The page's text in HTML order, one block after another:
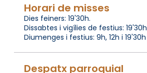
Horari de misses
Dies feiners: 19'30h.
Dissabtes i vigílies de festius: 19'30h
Diumenges i festius: 9h, 12h i 19'30h
Despatx parroquial